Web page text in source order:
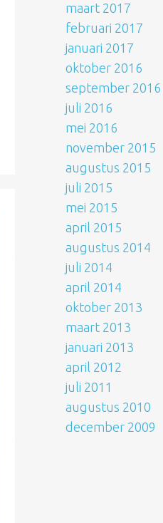
maart 2017
februari 2017
januari 2017
oktober 2016
september 2016
juli 2016
mei 2016
november 2015
augustus 2015
juli 2015
mei 2015
april 2015
augustus 2014
juli 2014
april 2014
oktober 2013
maart 2013
januari 2013
april 2012
juli 2011
augustus 2010
december 2009